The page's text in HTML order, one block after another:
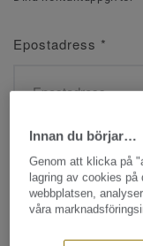
Epostadress *
Namn*
Innan du börjar…
Genom att klicka på
lagring av cookies på
webbplatsen,
våra